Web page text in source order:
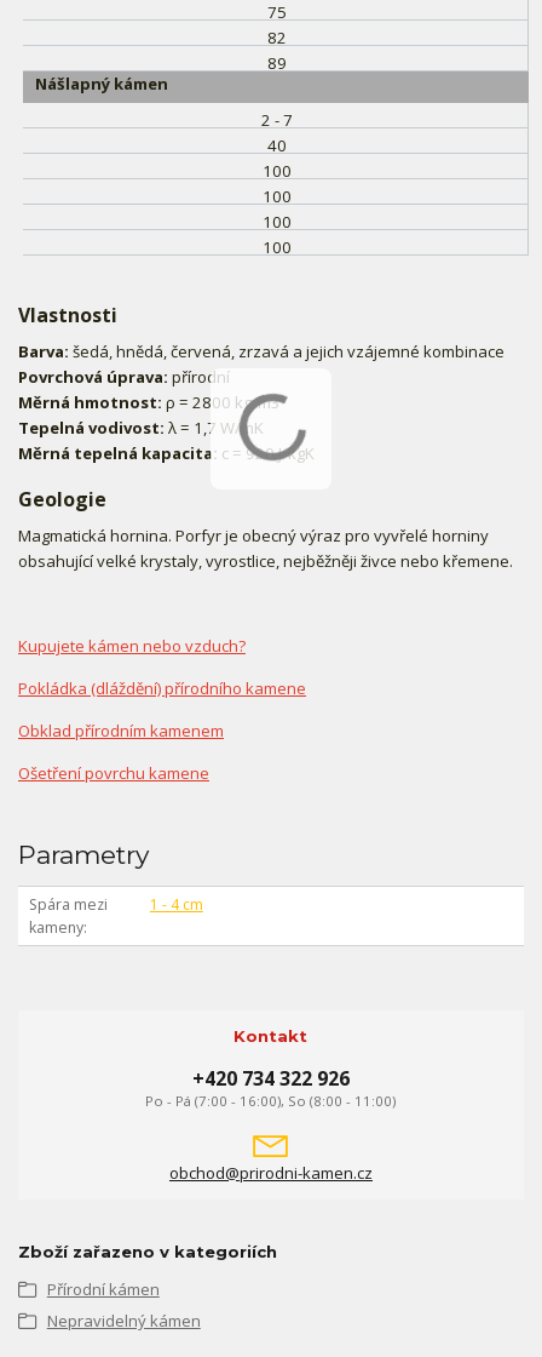
75
82
89
Nášlapný kámen
2 - 7
40
100
100
100
100
Vlastnosti
Barva: šedá, hnědá, červená, zrzavá a jejich vzájemné kombinace
Povrchová úprava: přírodní
Měrná hmotnost: ρ = 2800 kg/m3
Tepelná vodivost: λ = 1,7 W/mK
Měrná tepelná kapacita: c = 920 J/kgK
Geologie
Magmatická hornina. Porfyr je obecný výraz pro vyvřelé horniny
obsahující velké krystaly, vyrostlice, nejběžněji živce nebo křemene.
Kupujete kámen nebo vzduch?
Pokládka (dláždění) přírodního kamene
Obklad přírodním kamenem
Ošetření povrchu kamene
Parametry
Spára mezi
kameny
1 - 4 cm
Kontakt
+420 734 322 926
Po - Pá (7:00 - 16:00), So (8:00 - 11:00)
obchod@prirodni-kamen.cz
Zboží zařazeno v kategoriích
Přírodní kámen
Nepravidelný kámen